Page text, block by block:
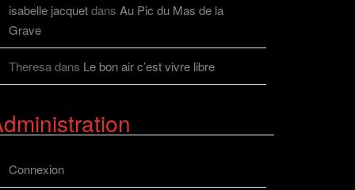
isabelle jacquetdans Au Pic du Mas de la
Grave
Theresadans Le bon air c’est vivre libre
Connexion